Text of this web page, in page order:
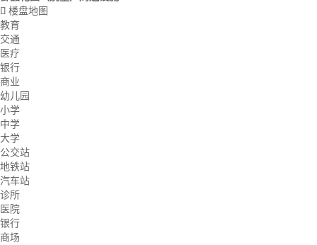
 楼盘地图
教育
交通
医疗
银行
商业
幼儿园
小学
中学
大学
公交站
地铁站
汽车站
诊所
医院
银行
商场